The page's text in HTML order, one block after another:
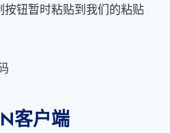
钮暂时粘贴到我们的粘贴
客户端